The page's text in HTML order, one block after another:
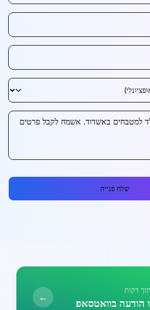
שלח פנייה
דקות
הודעה בוואטסאפ ←